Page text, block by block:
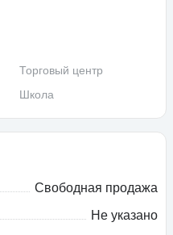
Торговый центр
Школа
Свободная продажа
Не указано